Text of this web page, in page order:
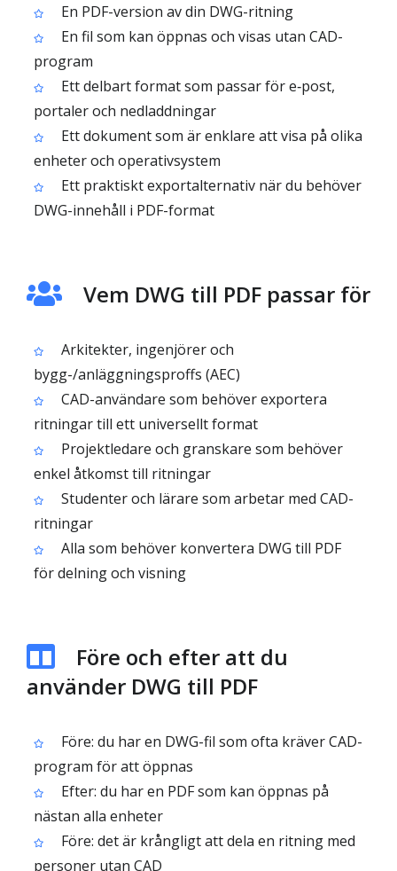
En PDF-version av din DWG-ritning
En fil som kan öppnas och visas utan CAD-
program
Ett delbart format som passar för e‑post,
portaler och nedladdningar
Ett dokument som är enklare att visa på olika
enheter och operativsystem
Ett praktiskt exportalternativ när du behöver
DWG-innehåll i PDF-format
Vem DWG till PDF passar för
Arkitekter, ingenjörer och
bygg-/anläggningsproffs (AEC)
CAD-användare som behöver exportera
ritningar till ett universellt format
Projektledare och granskare som behöver
enkel åtkomst till ritningar
Studenter och lärare som arbetar med CAD-
ritningar
Alla som behöver konvertera DWG till PDF
för delning och visning
Före och efter att du
använder DWG till PDF
Före: du har en DWG-fil som ofta kräver CAD-
program för att öppnas
Efter: du har en PDF som kan öppnas på
nästan alla enheter
Före: det är krångligt att dela en ritning med
personer utan CAD